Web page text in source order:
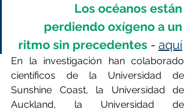
Los océanos están
perdiendo oxígeno a un
ritmo sin precedentes - aquí
En la investigación han colaborado
científicos de la Universidad de
Sunshine Coast, la Universidad de
Auckland, la Universidad de